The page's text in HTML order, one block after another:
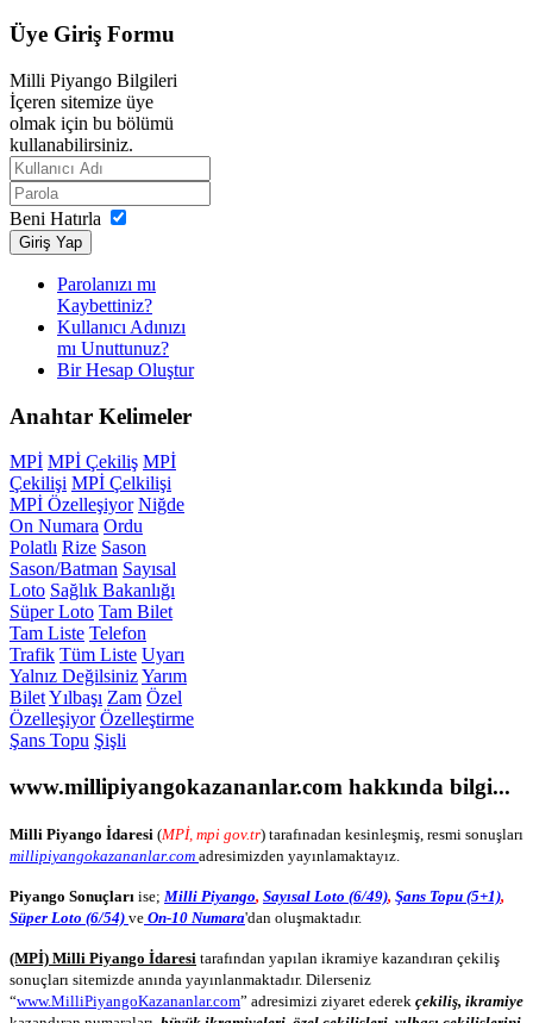
Üye Giriş Formu
Milli Piyango Bilgileri
İçeren sitemize üye
olmak için bu bölümü
kullanabilirsiniz.
Beni Hatırla
Giriş Yap
Parolanızı mı
Kaybettiniz?
Kullanıcı Adınızı
mı Unuttunuz?
Bir Hesap Oluştur
Anahtar Kelimeler
MPİ MPİ Çekiliş MPİ
Çekilişi MPİ Çelkilişi
MPİ Özelleşiyor Niğde
On Numara Ordu
Polatlı Rize Sason
Sason/Batman Sayısal
Loto Sağlık Bakanlığı
Süper Loto Tam Bilet
Tam Liste Telefon
Trafik Tüm Liste Uyarı
Yalnız DeğilsinizYarım
BiletYılbaşı Zam Özel
Özelleşiyor Özelleştirme
Şans Topu Şişli
www.millipiyangokazananlar.com hakkında bilgi...
Milli Piyango İdaresi (MPİ, mpi gov.tr) tarafınadan kesinleşmiş, resmi sonuşları
millipiyangokazananlar.com adresimizden yayınlamaktayız.
Piyango Sonuçları ise; Milli Piyango, Sayısal Loto (6/49), Şans Topu (5+1),
Süper Loto (6/54) ve On-10 Numara'dan oluşmaktadır.
(MPİ) Milli Piyango İdaresi tarafından yapılan ikramiye kazandıran çekiliş
sonuçları sitemizde anında yayınlanmaktadır. Dilerseniz
“www.MilliPiyangoKazananlar.com” adresimizi ziyaret ederek çekiliş, ikramiye